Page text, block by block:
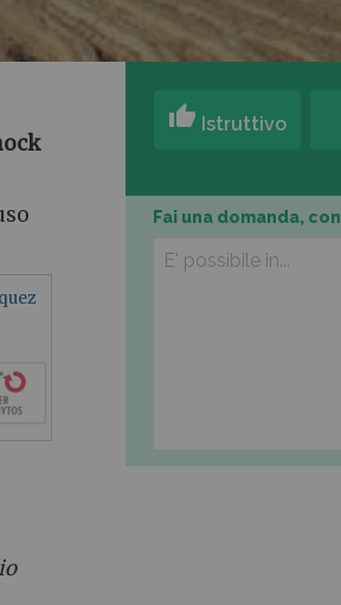
thumb_up Istruttivo
Fai una domanda,